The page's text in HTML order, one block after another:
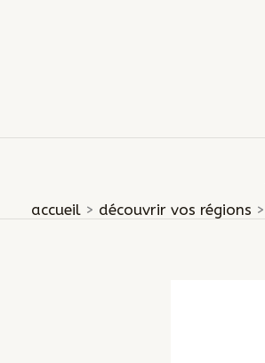
accueil découvrir vos régions